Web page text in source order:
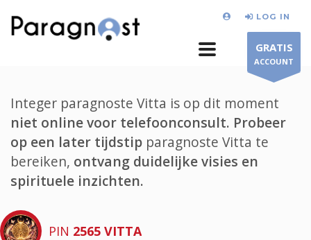
LOG IN
GRATIS
ACCOUNT
Integer paragnoste Vitta is op dit moment
niet online voor telefoonconsult. Probeer
op een later tijdstip paragnoste Vitta te
bereiken, ontvang duidelijke visies en
spirituele inzichten.
PIN 2565 VITTA